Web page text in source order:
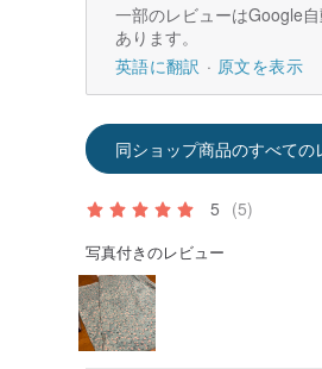
一部のレビューはGoogle
あります。
英語に翻訳
原文を表示
同ショップ商品のすべての
5 (5)
写真付きのレビュー